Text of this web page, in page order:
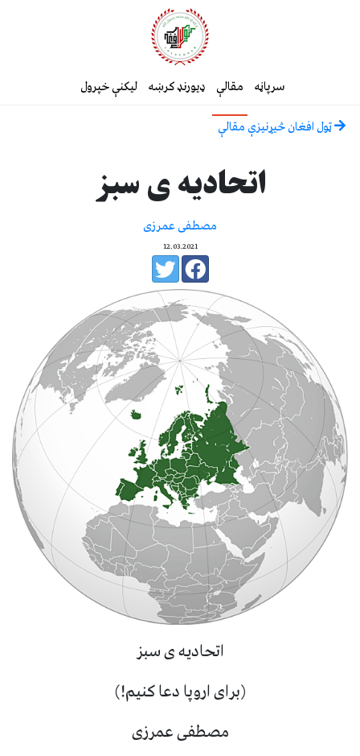
سرپاڼه مقالې ډیورنډ کرښه لیکنې خپرول
ټول افغان څیړنیزې مقالې
اتحادیه ی سبز
مصطفی عمرزی
12.03.2021
اتحادیه ی سبز
(برای اروپا دعا کنیم!)
مصطفی عمرزی